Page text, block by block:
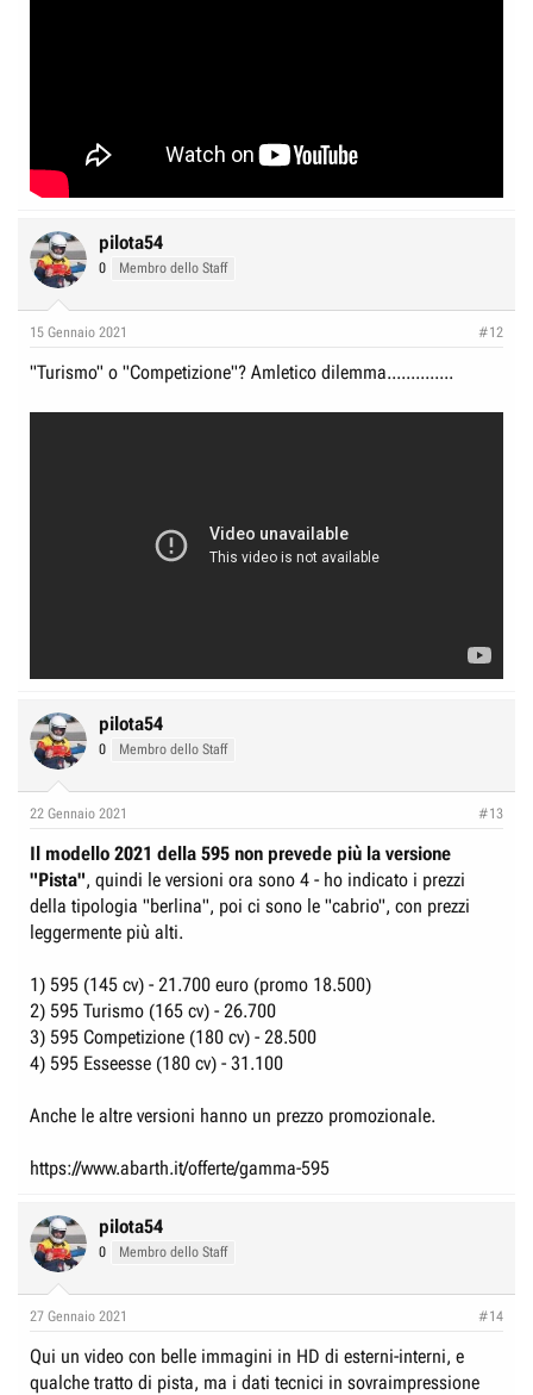
pilota54
0 Membro dello Staff
15 Gennaio 2021 #12
"Turismo" o "Competizione"? Amletico dilemma..............
pilota54
0 Membro dello Staff
22 Gennaio 2021 #13
Il modello 2021 della 595 non prevede più la versione
"Pista", quindi le versioni ora sono 4 - ho indicato i prezzi
della tipologia "berlina", poi ci sono le "cabrio", con prezzi
leggermente più alti.
1) 595 (145 cv) - 21.700 euro (promo 18.500)
2) 595 Turismo (165 cv) - 26.700
3) 595 Competizione (180 cv) - 28.500
4) 595 Esseesse (180 cv) - 31.100
Anche le altre versioni hanno un prezzo promozionale.
https://www.abarth.it/offerte/gamma-595
pilota54
0 Membro dello Staff
27 Gennaio 2021 #14
Qui un video con belle immagini in HD di esterni-interni, e
qualche tratto di pista, ma i dati tecnici in sovraimpressione